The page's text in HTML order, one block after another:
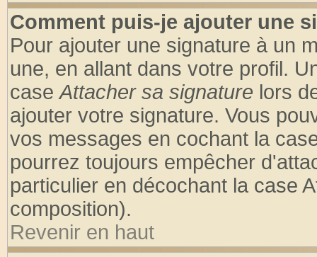
Comment puis-je ajouter une
Pour ajouter une signature à un
une, en allant dans votre profil.
caseAttacher sa signature lors
ajouter votre signature. Vous
vos messages en cochant la
pourrez toujours empêcher
particulier en décochant la case
composition).
Revenir en haut